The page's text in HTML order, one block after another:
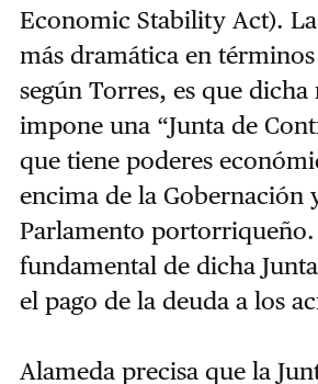
Economic Stability Act).
más dramática en
según Torres, es que
impone una “Junta de
que tiene poderes
encima de la Gobernación
Parlamento
fundamental de dicha
el pago de la deuda a los
Alameda precisa que la